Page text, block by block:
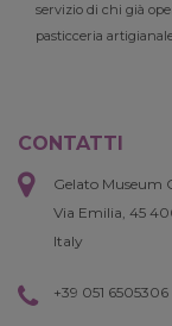
servizio di chi già
pasticceria
CONTATTI
Gelato Museum
Via Emilia, 45
Italy
+39 051 6505306